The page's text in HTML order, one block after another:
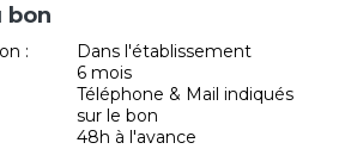
bon
:
Dans l'établissement
6 mois
Téléphone & Mail indiqués
sur le bon
48h à l'avance